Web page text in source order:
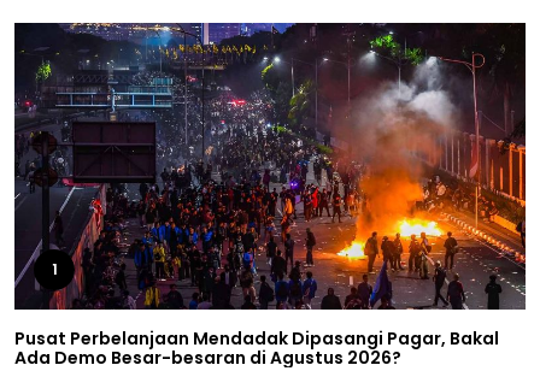
1
Pusat Perbelanjaan Mendadak Dipasangi Pagar, Bakal
Ada Demo Besar-besaran di Agustus 2026?